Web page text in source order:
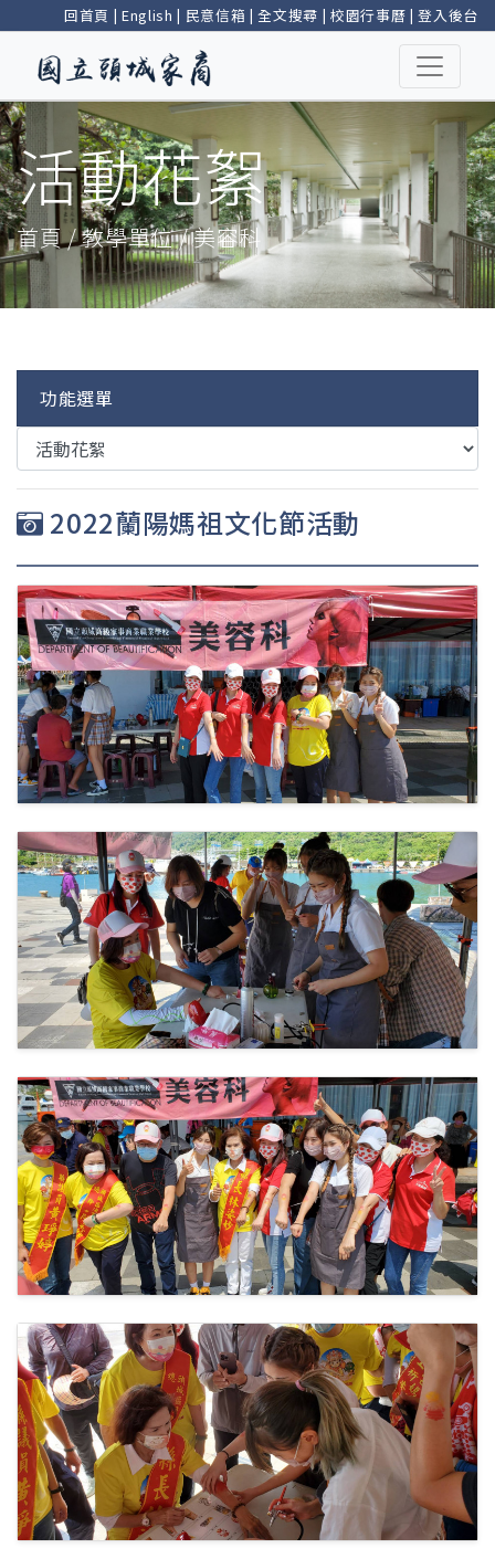
回首頁 | English | 民意信箱 |全文搜尋 | 校園行事曆 |登入後台
活動花絮
首頁 / 教學單位 / 美容科
功能選單
2022蘭陽媽祖文化節活動